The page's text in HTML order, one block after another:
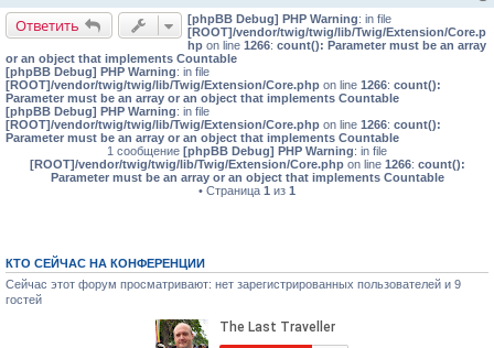
Ответить [phpBB Debug] PHP Warning: in file
[ROOT]/vendor/twig/twig/lib/Twig/Extension/Core.p
hp on line 1266: count(): Parameter must be an array
or an object that implements Countable
[phpBB Debug] PHP Warning: in file
[ROOT]/vendor/twig/twig/lib/Twig/Extension/Core.php on line 1266: count():
Parameter must be an array or an object that implements Countable
[phpBB Debug] PHP Warning: in file
[ROOT]/vendor/twig/twig/lib/Twig/Extension/Core.php on line 1266: count():
Parameter must be an array or an object that implements Countable
1 сообщение [phpBB Debug] PHP Warning: in file
[ROOT]/vendor/twig/twig/lib/Twig/Extension/Core.phpon line 1266: count():
Parameter must be an array or an object that implements Countable
• Страница 1 из 1
КТО СЕЙЧАС НА КОНФЕРЕНЦИИ
Сейчас этот форум просматривают: нет зарегистрированных пользователей и 9
гостей